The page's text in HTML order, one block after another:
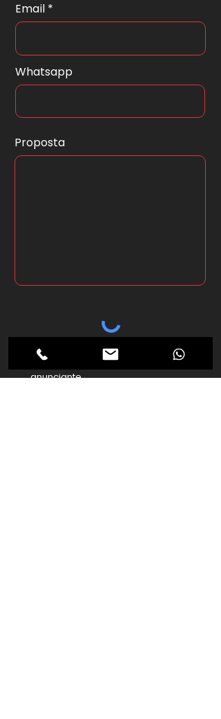
Email
Whatsapp
Proposta
*Ao clicar no botão abaixo seus
dados serão enviados ao
anunciante.